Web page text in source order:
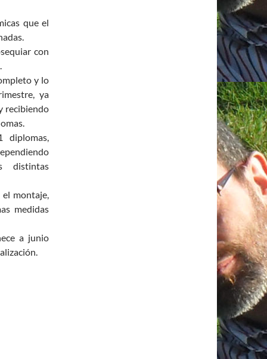
que el
con
y lo
ya
recibiendo
diplomas,
montaje,
medidas
a junio